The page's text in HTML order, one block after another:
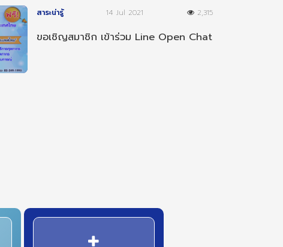
สาระน่ารู้ 14 Jul 2021 2,315
ขอเชิญสมาชิก เข้าร่วม Line Open Chat